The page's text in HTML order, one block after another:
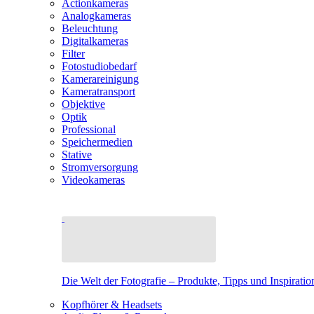
Actionkameras
Analogkameras
Beleuchtung
Digitalkameras
Filter
Fotostudiobedarf
Kamerareinigung
Kameratransport
Objektive
Optik
Professional
Speichermedien
Stative
Stromversorgung
Videokameras
Die Welt der Fotografie – Produkte, Tipps und
Kopfhörer & Headsets